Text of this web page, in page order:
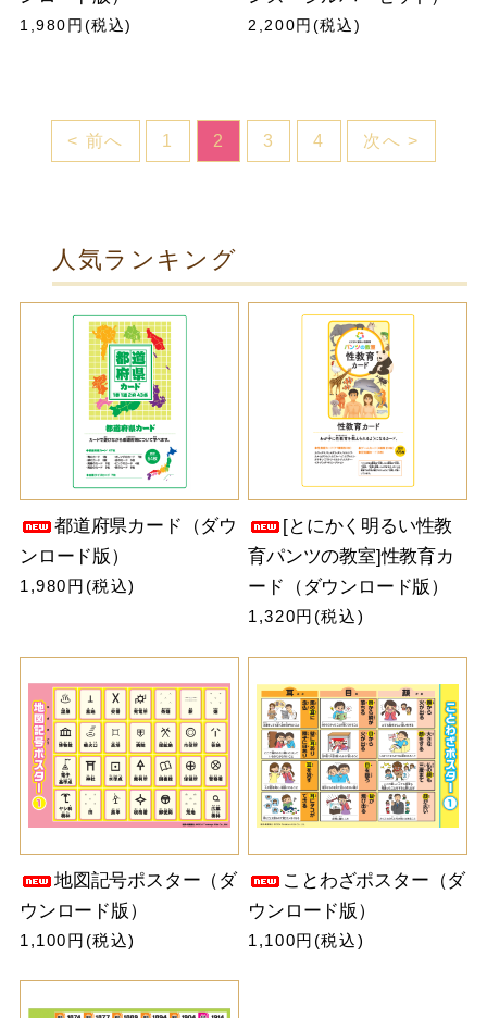
1,980円(税込) 2,200円(税込)
< 前へ 1 2 3 4 次へ >
人気ランキング
都道府県カード（ダウ
ンロード版）
1,980円(税込)
[とにかく明るい性教
育パンツの教室]性教育カ
ード（ダウンロード版）
1,320円(税込)
地図記号ポスター（ダ
ウンロード版）
1,100円(税込)
ことわざポスター（ダ
ウンロード版）
1,100円(税込)